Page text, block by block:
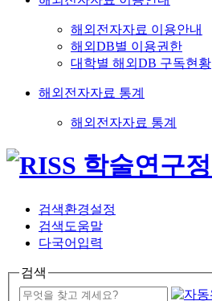
해외전자자료 이용안내
해외DB별 이용권한
대학별 해외DB 구독현황
해외전자자료 통계
해외전자자료 통계
검색환경설정
검색도움말
다국어입력
검색